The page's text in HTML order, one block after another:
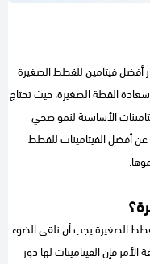
أفضل فيتامين للقطط الصغيرة
القطة الصغيرة، حيث تحتاج
الأساسية لنمو صحي
أفضل الفيتامينات للقطط
الصغيرة يجب أن نلقي الضوء
فإن الفيتامينات لها دور